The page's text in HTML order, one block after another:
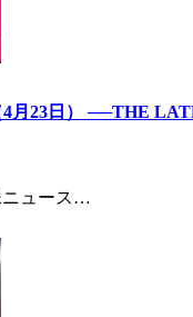
4月23日） ──THE
ニュース…